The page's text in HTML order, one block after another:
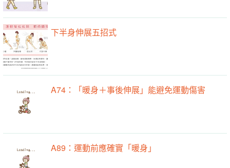
下半身伸展五招式
A74：「暖身＋事後伸展」能避免運動傷害
A89：運動前應確實「暖身」